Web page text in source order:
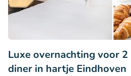
Luxe overnachting voor
diner in hartje Eindhoven